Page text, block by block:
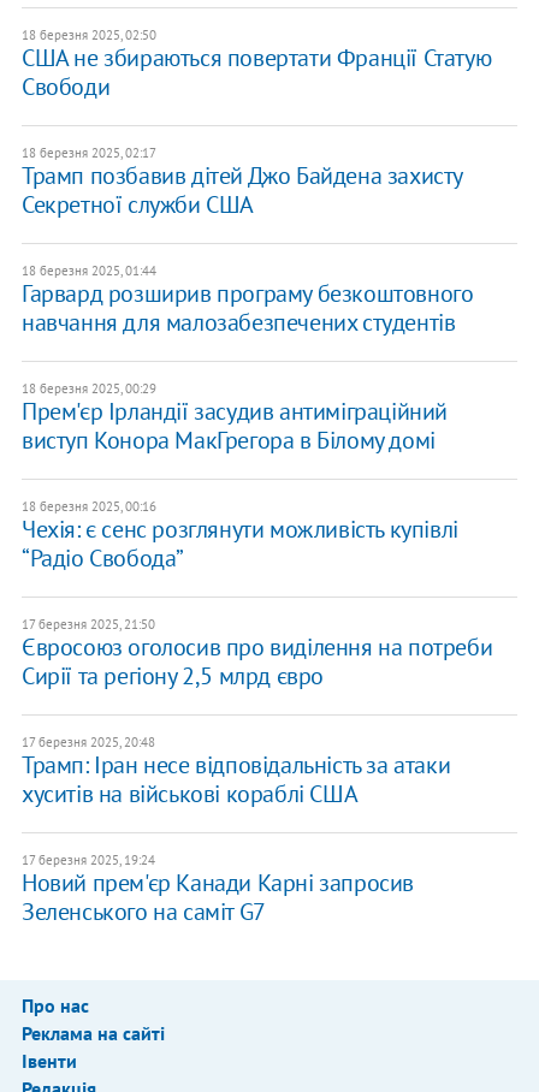
18 березня 2025, 02:50
США не збираються повертати Франції Статую
Свободи
18 березня 2025, 02:17
Трамп позбавив дітей Джо Байдена захисту
Секретної служби США
18 березня 2025, 01:44
Гарвард розширив програму безкоштовного
навчання для малозабезпечених студентів
18 березня 2025, 00:29
Прем'єр Ірландії засудив антиміграційний
виступ Конора МакГрегора в Білому домі
18 березня 2025, 00:16
Чехія: є сенс розглянути можливість купівлі
“Радіо Свобода”
17 березня 2025, 21:50
Євросоюз оголосив про виділення на потреби
Сирії та регіону 2,5 млрд євро
17 березня 2025, 20:48
Трамп: Іран несе відповідальність за атаки
хуситів на військові кораблі США
17 березня 2025, 19:24
Новий прем'єр Канади Карні запросив
Зеленського на саміт G7
Про нас
Реклама на сайті
Івенти